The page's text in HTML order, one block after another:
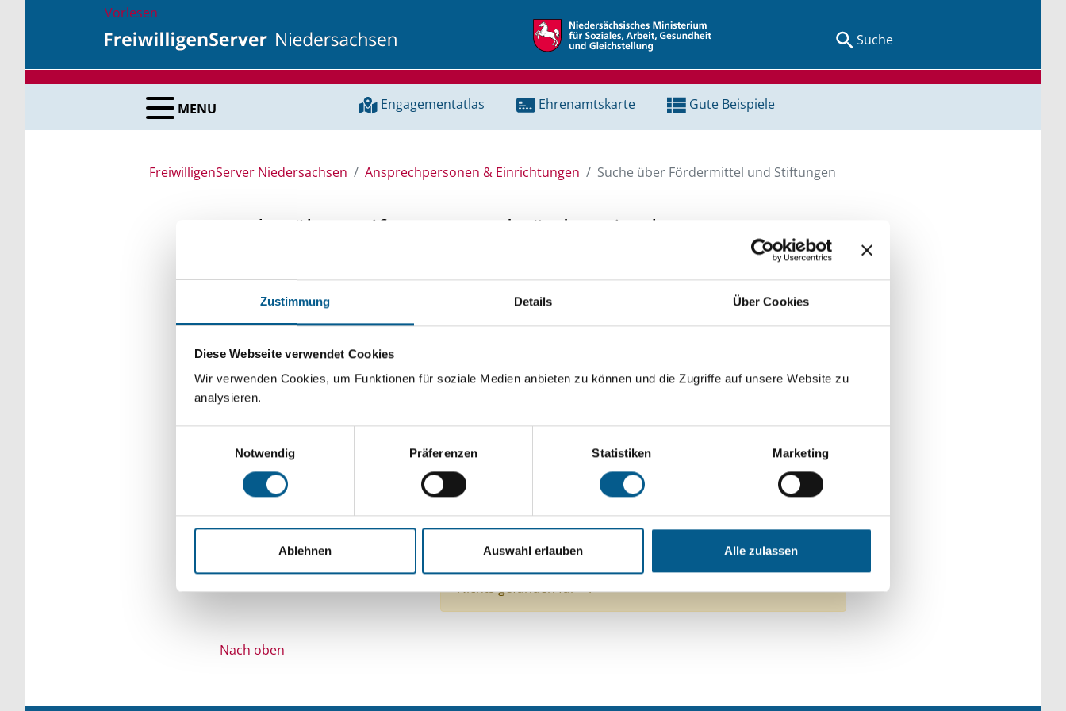
Zustimmung Details Über Cookies
Diese Webseite verwendet Cookies
Wir verwenden Cookies, um Funktionen für soziale Medien anbieten zu können und die Zugriffe auf unsere Website zu
analysieren.
Notwendig
Präferenzen Statistiken Marketing
Ablehnen Auswahl erlauben Alle zulassen
Vorlesen
Suche
MENU Engagementatlas Ehrenamtskarte Gute Beispiele
FreiwilligenServer Niedersachsen Ansprechpersonen & Einrichtungen Suche über Fördermittel und Stiftungen
Suche über Stiftungen und Fördermittel
Sie suchen finanzielle Unterstützung für ein Projekt oder ein Vorhaben? Hier können Sie direkt über
unsere Fördermitteldatenbank und Stiftungsdatenbank recherchieren. Bei der Suche bitte die Groß- und
Kleinschreibung beachten.
Bitte Suchbegriff eingeben. Ergebnisse können durch die Wahl von Bereichen oder Kategorien
verfeinert werden.
Suchen
Aktive Filter:
Themen: Bürgerschaftliches Engagement
Themen: Bildung und Erziehung
Alle Filter entfernen
Nichts gefunden für "".
Nach oben